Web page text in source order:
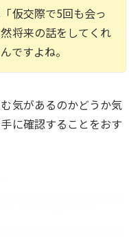
仮交際で5回も会っ
将来の話をしてくれ
ですよね。
気があるのかどうか気
に確認することをおす